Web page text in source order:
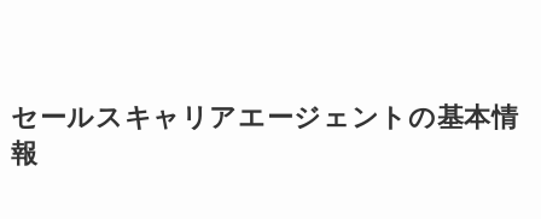
セールスキャリアエージェントの基本情
報